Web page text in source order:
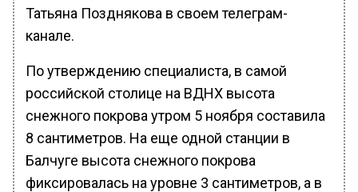
Татьяна Позднякова в своем телеграм-
канале.
По утверждению специалиста, в самой
российской столице на ВДНХ высота
снежного покрова утром 5 ноября составила
8 сантиметров. На еще одной станции в
Балчуге высота снежного покрова
фиксировалась на уровне 3 сантиметров, а в